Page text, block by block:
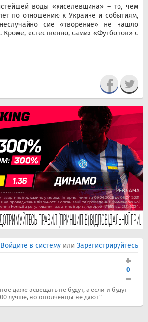
воды «киселевщина» – то, чем
по отношению к Украине и событиям,
сие «творение» не нашло
естественно, самих «Футболов» с
Войдите в систему или Зарегистрируйтесь
0
даже освещать не будут, а если и будут -
лучше, но ополченцы не дают"